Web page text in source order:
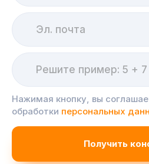
Нажимая кнопку, вы
обработки персональных